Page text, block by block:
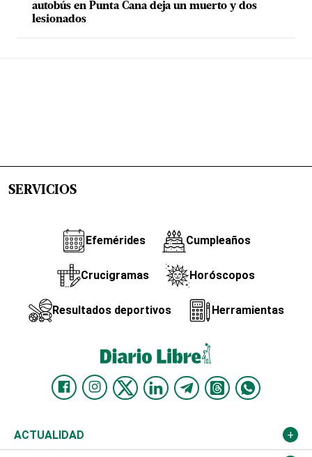
autobús en Punta Cana deja un muerto y dos
lesionados
SERVICIOS
Efemérides Cumpleaños
Crucigramas Horóscopos
Resultados deportivos Herramientas
ACTUALIDAD